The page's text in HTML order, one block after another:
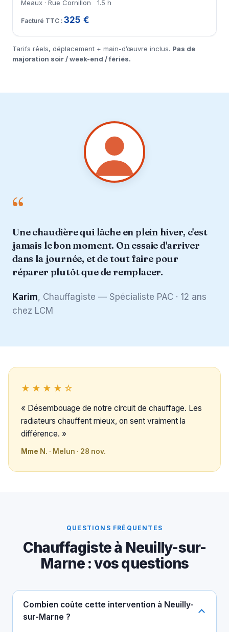
Meaux · Rue Cornillon 1.5 h
325 €
Tarifs réels, déplacement + main-d’œuvre inclus. Pas de
majoration soir / week-end / fériés.
“
Une chaudière qui lâche en plein hiver, c'est
jamais le bon moment. On essaie d'arriver
dans la journée, et de tout faire pour
réparer plutôt que de remplacer.
Karim, Chauffagiste — Spécialiste PAC · 12 ans
chez LCM
★★★★☆
« Désembouage de notre circuit de chauffage. Les
radiateurs chauffent mieux, on sent vraiment la
différence. »
Mme N. · Melun · 28 nov.
QUESTIONS FRÉQUENTES
Chauffagiste à Neuilly-sur-
Marne : vos questions
Combien coûte cette intervention à Neuilly-
sur-Marne ?